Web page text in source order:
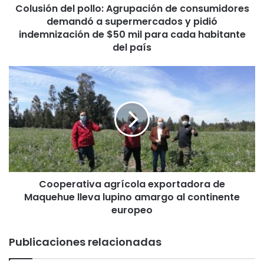
l
:
A
g
r
u
p
a
e
Colusión del pollo: Agrupación de consumidores
demandó a supermercados y pidió
indemnización de $50 mil para cada habitante
del país
C
o
p
e
r
a
t
i
í
c
Cooperativa agrícola exportadora de
Maquehue lleva lupino amargo al continente
europeo
Publicaciones relacionadas